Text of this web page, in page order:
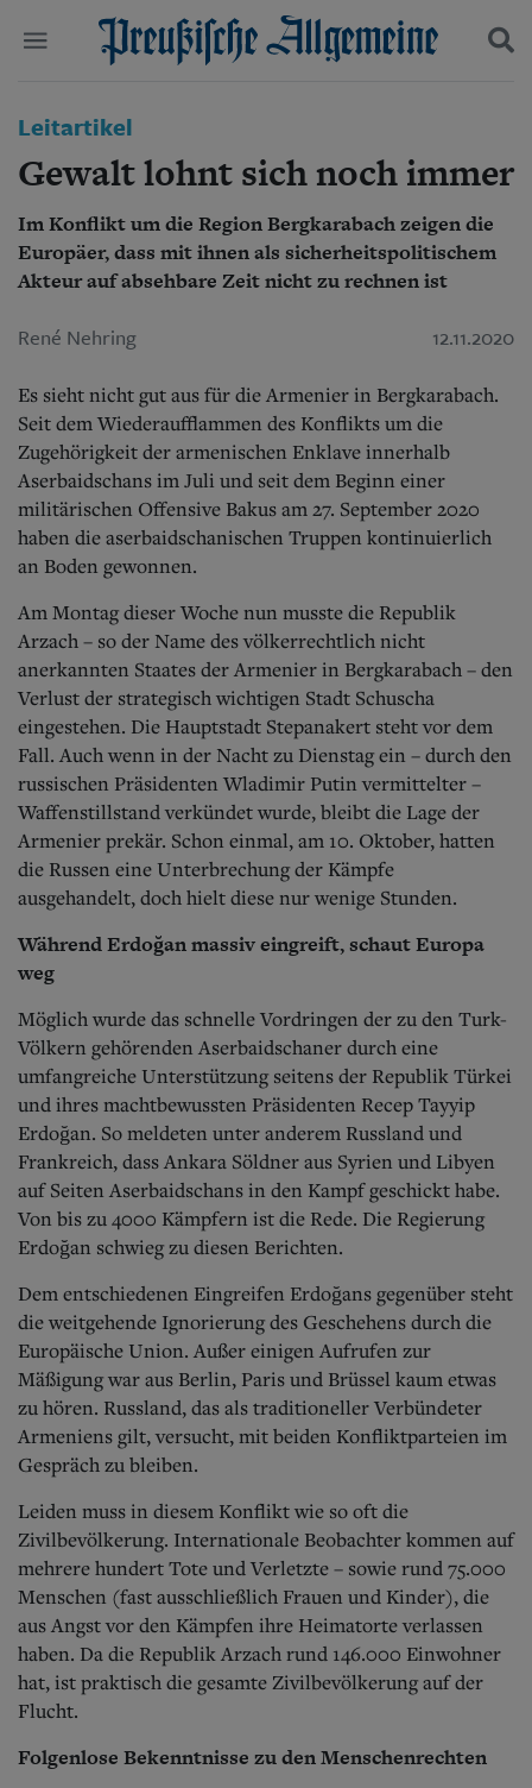
Start
Wer wir sind
Aktuelle Ausgabe
Abonnenten-Login
Abo Prämien
Archiv
Mediadaten
Wirtschaft
Gesellschaft
Leben
Geschichte
Schlesien
Danzig und Westpreußen
Bücher
Kontakt
Impressum
Datenschutz
Suchen und finden
Leitartikel
Gewalt lohnt sich noch immer
Im Konflikt um die Region Bergkarabach zeigen die
Europäer, dass mit ihnen als sicherheitspolitischem
Akteur auf absehbare Zeit nicht zu rechnen ist
René Nehring 12.11.2020
Es sieht nicht gut aus für die Armenier in Bergkarabach.
Seit dem Wiederaufflammen des Konflikts um die
Zugehörigkeit der armenischen Enklave innerhalb
Aserbaidschans im Juli und seit dem Beginn einer
militärischen Offensive Bakus am 27. September 2020
haben die aserbaidschanischen Truppen kontinuierlich
an Boden gewonnen.
Am Montag dieser Woche nun musste die Republik
Arzach – so der Name des völkerrechtlich nicht
anerkannten Staates der Armenier in Bergkarabach – den
Verlust der strategisch wichtigen Stadt Schuscha
eingestehen. Die Hauptstadt Stepanakert steht vor dem
Fall. Auch wenn in der Nacht zu Dienstag ein – durch den
russischen Präsidenten Wladimir Putin vermittelter –
Waffenstillstand verkündet wurde, bleibt die Lage der
Armenier prekär. Schon einmal, am 10. Oktober, hatten
die Russen eine Unterbrechung der Kämpfe
ausgehandelt, doch hielt diese nur wenige Stunden.
Während Erdoğan massiv eingreift, schaut Europa
weg
Möglich wurde das schnelle Vordringen der zu den Turk-
Völkern gehörenden Aserbaidschaner durch eine
umfangreiche Unterstützung seitens der Republik Türkei
und ihres machtbewussten Präsidenten Recep Tayyip
Erdoğan. So meldeten unter anderem Russland und
Frankreich, dass Ankara Söldner aus Syrien und Libyen
auf Seiten Aserbaidschans in den Kampf geschickt habe.
Von bis zu 4000 Kämpfern ist die Rede. Die Regierung
Erdoğan schwieg zu diesen Berichten.
Dem entschiedenen Eingreifen Erdoğans gegenüber steht
die weitgehende Ignorierung des Geschehens durch die
Europäische Union. Außer einigen Aufrufen zur
Mäßigung war aus Berlin, Paris und Brüssel kaum etwas
zu hören. Russland, das als traditioneller Verbündeter
Armeniens gilt, versucht, mit beiden Konfliktparteien im
Gespräch zu bleiben.
Leiden muss in diesem Konflikt wie so oft die
Zivilbevölkerung. Internationale Beobachter kommen auf
mehrere hundert Tote und Verletzte – sowie rund 75.000
Menschen (fast ausschließlich Frauen und Kinder), die
aus Angst vor den Kämpfen ihre Heimatorte verlassen
haben. Da die Republik Arzach rund 146.000 Einwohner
hat, ist praktisch die gesamte Zivilbevölkerung auf der
Flucht.
Folgenlose Bekenntnisse zu den Menschenrechten